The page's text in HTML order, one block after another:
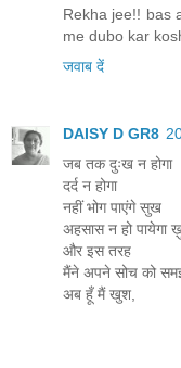
Rekha jee!! bas
me dubo kar
जवाब दें
DAISY D GR8
जब तक दुःख न होगा
दर्द न होगा
नहीं भोग पाएंगे सुख
अहसास न हो पायेगा
और इस तरह
मैंने अपने सोच को
अब हूँ मैं खुश,